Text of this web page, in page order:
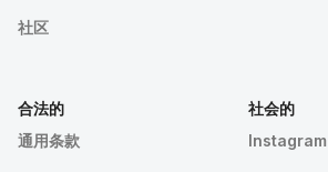
社区
合法的
通用条款
社会的
Instagram